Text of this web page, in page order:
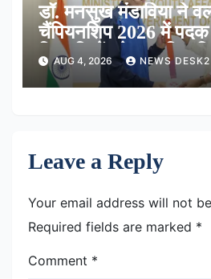
डॉ. मनसुख मंडाविया ने
चैंपियनशिप 2026 में
खिलाड़ियों को सम्मानित
AUG 4, 2026 NEWS DESK2
Leave a Reply
Your email address will not
Required fields are marked *
Comment *